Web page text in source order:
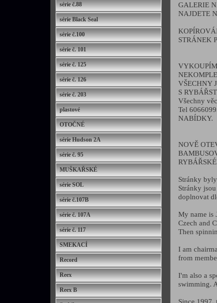
GALERIE
NAJDETE
STRÁNEK
VŠECHNY
S
Všechny
Tel
NABÍDKY.
NOVĚ
Stránky
Stránky
doplnovat
My name is
Czech and
Then
I am
from
I'm also a
swimming.
Since 1997,
série č.88
série Black Seal
série č.100
série č. 101
série č. 125
série č. 126
série č. 203
plastové
OTOČNÉ
série Hudson 2A
série č. 95
MUŠKAŘSKÉ
série SOL
série č.107B
série č. 107A
série č. 117
SMEKACÍ
Record
Reex
Reex B